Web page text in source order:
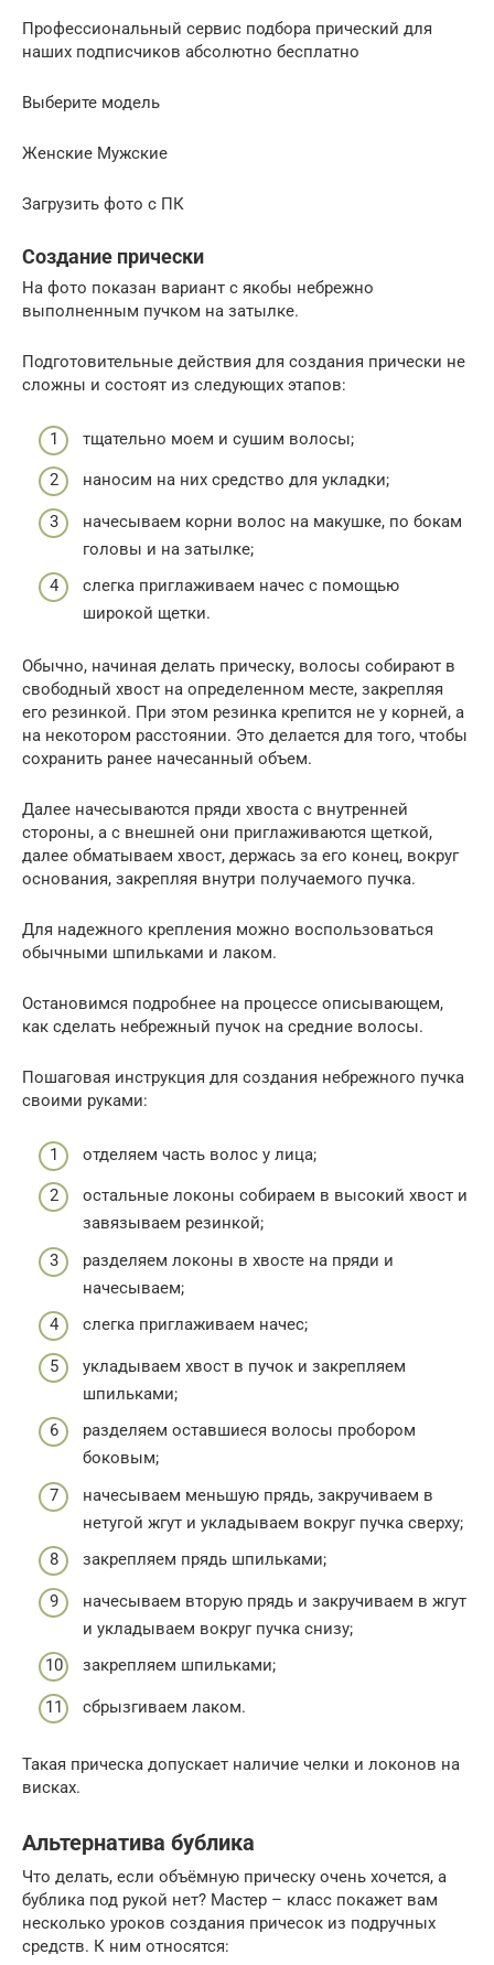
Профессиональный сервис подбора прический для
наших подписчиков абсолютно бесплатно
Выберите модель
Женские Мужские
Загрузить фото c ПК
Создание прически
На фото показан вариант с якобы небрежно
выполненным пучком на затылке.
Подготовительные действия для создания прически не
сложны и состоят из следующих этапов:
тщательно моем и сушим волосы;
наносим на них средство для укладки;
начесываем корни волос на макушке, по бокам
головы и на затылке;
слегка приглаживаем начес с помощью
широкой щетки.
Обычно, начиная делать прическу, волосы собирают в
свободный хвост на определенном месте, закрепляя
его резинкой. При этом резинка крепится не у корней, а
на некотором расстоянии. Это делается для того, чтобы
сохранить ранее начесанный объем.
Далее начесываются пряди хвоста с внутренней
стороны, а с внешней они приглаживаются щеткой,
далее обматываем хвост, держась за его конец, вокруг
основания, закрепляя внутри получаемого пучка.
Для надежного крепления можно воспользоваться
обычными шпильками и лаком.
Остановимся подробнее на процессе описывающем,
как сделать небрежный пучок на средние волосы.
Пошаговая инструкция для создания небрежного пучка
своими руками:
отделяем часть волос у лица;
остальные локоны собираем в высокий хвост и
завязываем резинкой;
разделяем локоны в хвосте на пряди и
начесываем;
слегка приглаживаем начес;
укладываем хвост в пучок и закрепляем
шпильками;
разделяем оставшиеся волосы пробором
боковым;
начесываем меньшую прядь, закручиваем в
нетугой жгут и укладываем вокруг пучка сверху;
закрепляем прядь шпильками;
начесываем вторую прядь и закручиваем в жгут
и укладываем вокруг пучка снизу;
закрепляем шпильками;
сбрызгиваем лаком.
Такая прическа допускает наличие челки и локонов на
висках.
Альтернатива бублика
Что делать, если объёмную прическу очень хочется, а
бублика под рукой нет? Мастер – класс покажет вам
несколько уроков создания причесок из подручных
средств. К ним относятся: